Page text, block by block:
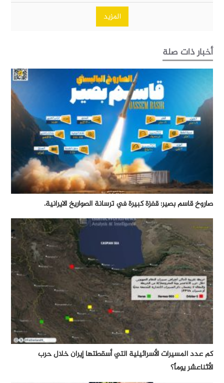
المزيد
أخبار ذات صلة
صاروخ قاسم بصير: قفزة كبيرة في ترسانة الصواريخ الايرانية.
كم عدد المسيرات الأسرائيلية التي أسقطتها إيران خلال حرب
الأثناعشر يوماً؟